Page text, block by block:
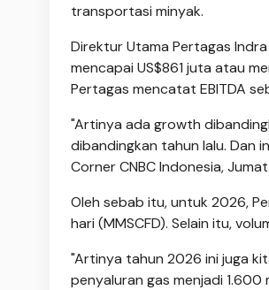
transportasi minyak.
Direktur Utama Pertagas
mencapai US$861 juta atau
Pertagas mencatat EBITDA
"Artinya ada growth
dibandingkan tahun lalu. Dan
Corner CNBC Indonesia,
Oleh sebab itu, untuk 2026,
hari (MMSCFD). Selain itu,
"Artinya tahun 2026 ini juga
penyaluran gas menjadi